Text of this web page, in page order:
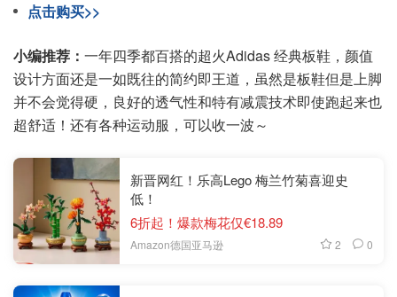
点击购买>>
小编推荐： 一年四季都百搭的超火Adidas 经典板鞋，颜值
设计方面还是一如既往的简约即王道，虽然是板鞋但是上脚
并不会觉得硬，良好的透气性和特有减震技术即使跑起来也
超舒适！还有各种运动服，可以收一波～
新晋网红！乐高Lego 梅兰竹菊喜迎史
低！
6折起！爆款梅花仅€18.89
Amazon德国亚马逊 2 0